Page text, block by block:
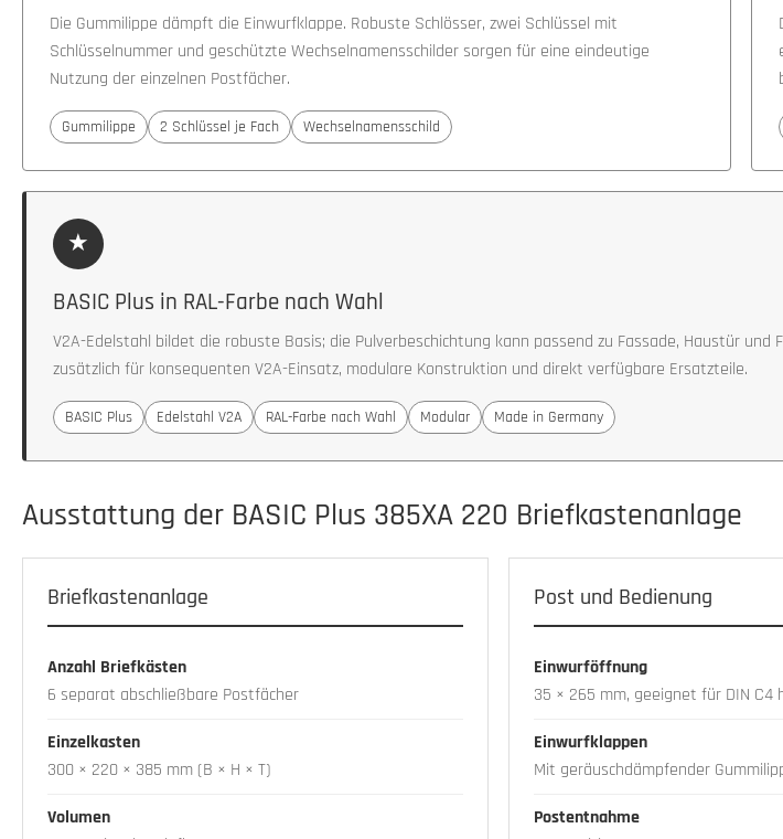
Die Gummilippe dämpft die Einwurfklappe. Robuste Schlösser, zwei Schlüssel mit
Schlüsselnummer und geschützte Wechselnamensschilder sorgen für eine eindeutige
Nutzung der einzelnen Postfächer.
Gummilippe 2 Schlüssel je Fach Wechselnamensschild
★
BASIC Plus in RAL-Farbe nach Wahl
V2A-Edelstahl bildet die robuste Basis; die Pulverbeschichtung kann passend zu Fassade, Haustür
zusätzlich für konsequenten V2A-Einsatz, modulare Konstruktion und direkt verfügbare Ersatzteile.
BASIC Plus Edelstahl V2A RAL-Farbe nach Wahl Modular Made in Germany
Ausstattung der BASIC Plus 385XA 220 Briefkastenanlage
Briefkastenanlage
Anzahl Briefkästen
6 separat abschließbare Postfächer
Einzelkasten
300 × 220 × 385 mm (B × H × T)
Volumen
Post und Bedienung
Einwurföffnung
35 × 265 mm, geeignet für DIN C4
Einwurfklappen
Mit geräuschdämpfender
Postentnahme